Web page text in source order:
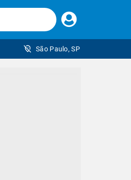
Faça
seu
São Paulo, SP